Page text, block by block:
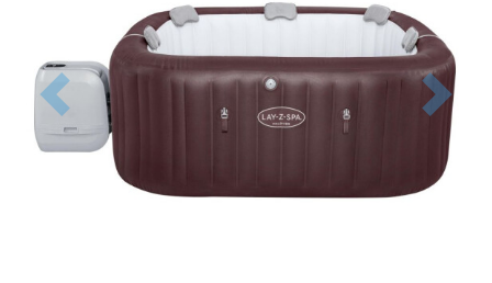
Předchozí Další